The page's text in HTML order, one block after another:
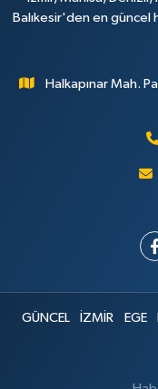
Balıkesir'den en güncel
Halkapınar Mah.
GÜNCEL İZMİR EGE